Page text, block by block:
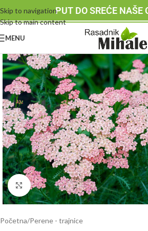
Skip to navigation
Skip to main content
PUT DO SREĆE NAŠE
MENU
Klknite da uvećate
Početna/Perene - trajnice